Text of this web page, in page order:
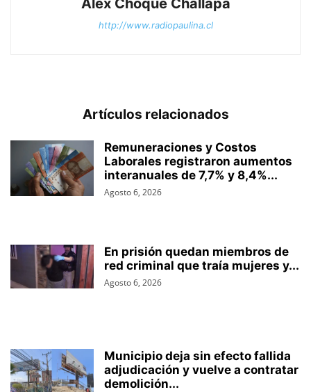
Álex Choque Challapa
http://www.radiopaulina.cl
Artículos relacionados
Remuneraciones y Costos
Laborales registraron aumentos
interanuales de 7,7% y 8,4%...
Agosto 6, 2026
En prisión quedan miembros de
red criminal que traía mujeres y...
Agosto 6, 2026
Municipio deja sin efecto fallida
adjudicación y vuelve a contratar
demolición...